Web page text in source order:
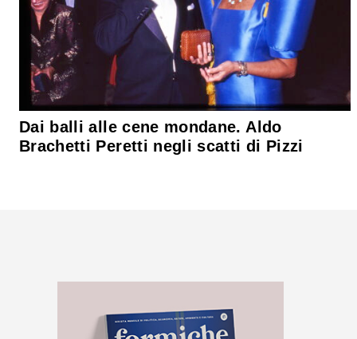
Dai balli alle cene mondane. Aldo
Brachetti Peretti negli scatti di Pizzi